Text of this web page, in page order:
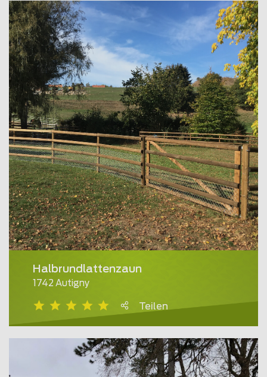
Halbrundlattenzaun
1742 Autigny
Teilen